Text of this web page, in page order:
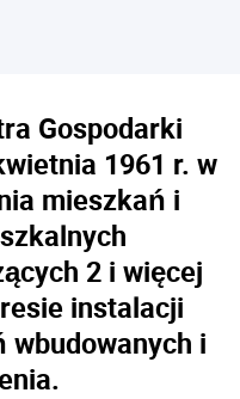
Gospodarki
1961 r. w
mieszkań i
2 i więcej
instalacji
wbudowanych i